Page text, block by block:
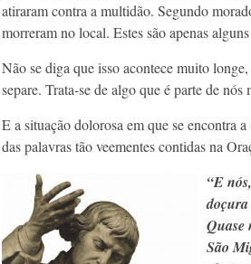
atiraram contra a multidão. Segundo
morreram no local. Estes são apenas
Não se diga que isso acontece muito
separe. Trata-se de algo que é parte de nós
E a situação dolorosa em que se encontra
das palavras tão veementes contidas na
“E
doçura
Quase
São